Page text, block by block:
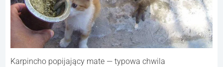
Karpincho popijający mate — typowa chwila